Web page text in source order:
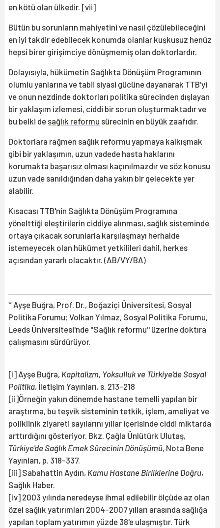
en kötü olan ülkedir. [vii]
Bütün bu sorunların mahiyetini ve nasıl çözülebileceğini
en iyi takdir edebilecek konumda olanlar kuşkusuz henüz
hepsi birer girişimciye dönüşmemiş olan doktorlardır.
Dolayısıyla, hükümetin Sağlıkta Dönüşüm Programının
olumlu yanlarına ve tabii siyasi gücüne dayanarak TTB'yi
ve onun nezdinde doktorları politika sürecinden dışlayan
bir yaklaşım izlemesi, ciddi bir sorun oluşturmaktadır ve
bu belki de sağlık reformu sürecinin en büyük zaafıdır.
Doktorlara rağmen sağlık reformu yapmaya kalkışmak
gibi bir yaklaşımın, uzun vadede hasta haklarını
korumakta başarısız olması kaçınılmazdır ve söz konusu
uzun vade sanıldığından daha yakın bir gelecekte yer
alabilir.
Kısacası TTB'nin Sağlıkta Dönüşüm Programına
yönelttiği eleştirilerin ciddiye alınması, sağlık sisteminde
ortaya çıkacak sorunlarla karşılaşmayı herhalde
istemeyecek olan hükümet yetkilileri dahil, herkes
açısından yararlı olacaktır. (AB/VY/BA)
* Ayşe Buğra, Prof. Dr., Boğaziçi Üniversitesi, Sosyal
Politika Forumu; Volkan Yılmaz, Sosyal Politika Forumu,
Leeds Üniversitesi'nde ''Sağlık reformu'' üzerine doktıra
çalışmasını sürdürüyor.
[i] Ayşe Buğra, Kapitalizm, Yoksulluk ve Türkiye'de Sosyal
Politika, İletişim Yayınları, s. 213-218
[ii]Örneğin yakın dönemde hastane temelli yapılan bir
araştırma, bu teşvik sisteminin tetkik, işlem, ameliyat ve
poliklinik ziyareti sayılarını yıllar içerisinde ciddi miktarda
arttırdığını gösteriyor. Bkz. Çağla Ünlütürk Ulutaş,
Türkiye'de Sağlık Emek Sürecinin Dönüşümü, Nota Bene
Yayınları, p. 318-337.
[iii] Sabahattin Aydın, Kamu Hastane Birliklerine Doğru,
Sağlık Haber.
[iv] 2003 yılında neredeyse ihmal edilebilir ölçüde az olan
özel sağlık yatırımları 2004-2007 yılları arasında sağlığa
yapılan toplam yatırımın yüzde 38'e ulaşmıştır. Türk